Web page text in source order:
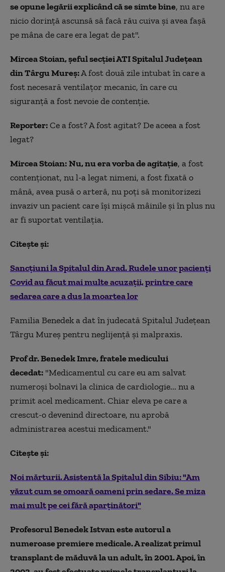
se opune legării explicând că se simte bine, nu are
nicio dorință ascunsă să facă rău cuiva și avea fașă
pe mâna de care era legat de pat".
Mircea Stoian, șeful secției ATI Spitalul Județean
din Târgu Mureș:A fost două zile intubat în care a
fost necesară ventilațor mecanic, în care cu
siguranță a fost nevoie de contenție.
Reporter:Ce a fost? A fost agitat? De aceea a fost
legat?
Mircea Stoian:Nu, nu era vorba de agitație, a fost
contenționat, nu l-a legat nimeni, a fost fixată o
mână, avea pusă o arteră, nu poți să monitorizezi
invaziv un pacient care își mișcă mâinile și în plus nu
ar fi suportat ventilația.
Citește și:
Sancțiuni la Spitalul din Arad. Rudele unor pacienți
Covid au făcut mai multe acuzații, printre care
sedarea care a dus la moartea lor
Familia Benedek a dat în judecată Spitalul Județean
Târgu Mureș pentru neglijență și malpraxis.
Prof dr. Benedek Imre, fratele medicului
decedat: "Medicamentul cu care eu am salvat
numeroși bolnavi la clinica de cardiologie... nu a
primit acel medicament. Chiar eleva pe care a
crescut-o devenind directoare, nu aprobă
administrarea acestui medicament."
Citește și:
Noi mărturii. Asistentă la Spitalul din Sibiu: "Am
văzut cum se omoară oameni prin sedare. Se miza
mai mult pe cei fără aparținători"
Profesorul Benedek Istvan este autorul a
numeroase premiere medicale. A realizat primul
transplant de măduvă la un adult, în 2001. Apoi, în